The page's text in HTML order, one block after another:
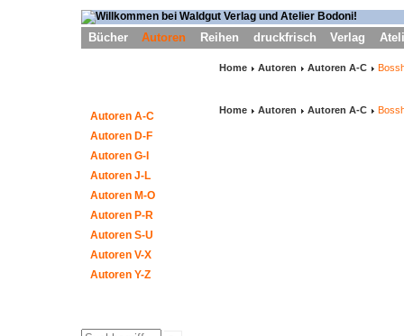
Bücher Autoren Reihen druckfrisch Verlag
Autoren A-C
Autoren D-F
Autoren G-I
Autoren J-L
Autoren M-O
Autoren P-R
Autoren S-U
Autoren V-X
Autoren Y-Z
Home Autoren Autoren A-C
Home Autoren Autoren A-C